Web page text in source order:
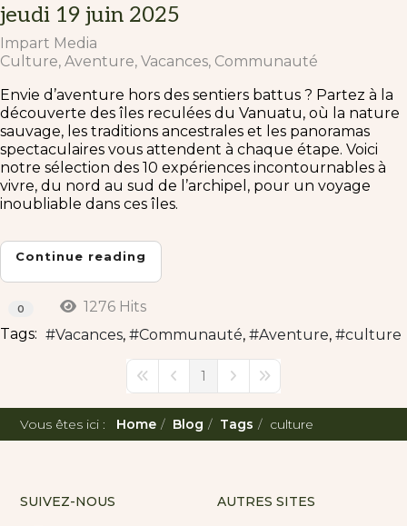
jeudi 19 juin 2025
Impart Media
Culture Aventure Vacances Communauté
Envie d’aventure hors des sentiers battus ? Partez à la
découverte des îles reculées du Vanuatu, où la nature
sauvage, les traditions ancestrales et les panoramas
spectaculaires vous attendent à chaque étape. Voici
notre sélection des 10 expériences incontournables à
vivre, du nord au sud de l’archipel, pour un voyage
inoubliable dans ces îles.
Continue reading
0
1276 Hits
Tags:
Vacances Communauté Aventure culture
First PagePrevious Page
1 Next PageLast Page
Vous êtes ici : Home Blog Tags culture
SUIVEZ-NOUS AUTRES SITES